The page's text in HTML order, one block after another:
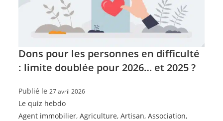
Dons pour les personnes en difficulté
: limite doublée pour 2026… et 2025 ?
Publié le27 avril 2026
Le quiz hebdo
Agent immobilier,Agriculture,Artisan,Association,